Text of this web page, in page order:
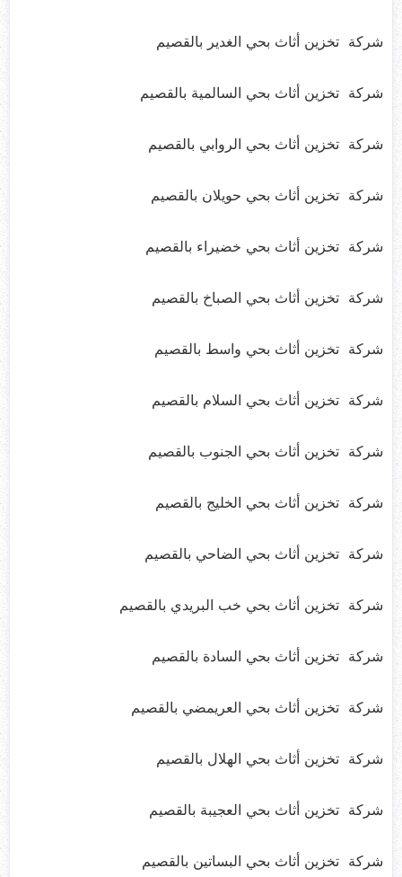
شركة تخزين أثاث بحي الغدير بالقصيم
شركة تخزين أثاث بحي السالمية بالقصيم
شركة تخزين أثاث بحي الروابي بالقصيم
شركة تخزين أثاث بحي حويلان بالقصيم
شركة تخزين أثاث بحي خضيراء بالقصيم
شركة تخزين أثاث بحي الصباخ بالقصيم
شركة تخزين أثاث بحي واسط بالقصيم
شركة تخزين أثاث بحي السلام بالقصيم
شركة تخزين أثاث بحي الجنوب بالقصيم
شركة تخزين أثاث بحي الخليج بالقصيم
شركة تخزين أثاث بحي الضاحي بالقصيم
شركة تخزين أثاث بحي خب البريدي بالقصيم
شركة تخزين أثاث بحي السادة بالقصيم
شركة تخزين أثاث بحي العريمضي بالقصيم
شركة تخزين أثاث بحي الهلال بالقصيم
شركة تخزين أثاث بحي العجيبة بالقصيم
شركة تخزين أثاث بحي البساتين بالقصيم